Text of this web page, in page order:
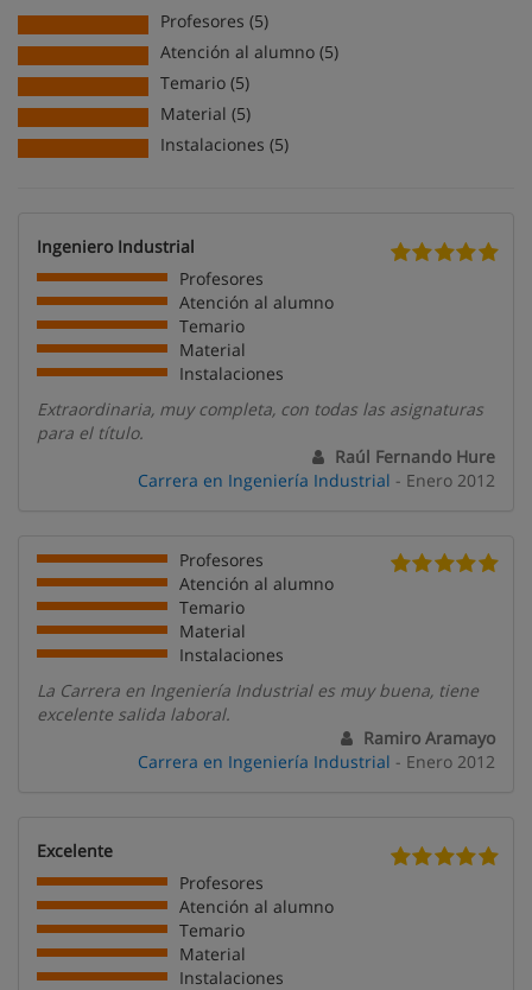
Profesores (5)
Atención al alumno (5)
Temario (5)
Material (5)
Instalaciones (5)
Ingeniero Industrial
Profesores
Atención al alumno
Temario
Material
Instalaciones
Extraordinaria, muy completa, con todas las asignaturas
para el título.
Raúl Fernando Hure
Carrera en Ingeniería Industrial - Enero 2012
Profesores
Atención al alumno
Temario
Material
Instalaciones
La Carrera en Ingeniería Industrial es muy buena, tiene
excelente salida laboral.
Ramiro Aramayo
Carrera en Ingeniería Industrial - Enero 2012
Excelente
Profesores
Atención al alumno
Temario
Material
Instalaciones